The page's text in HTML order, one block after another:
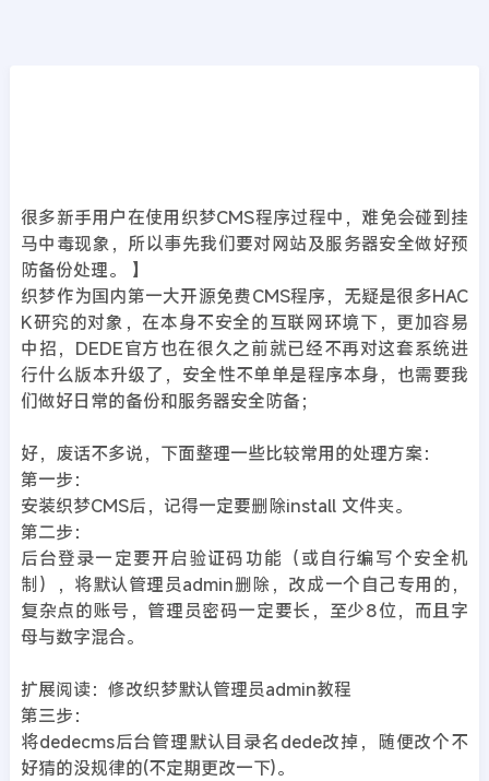
很多新手用户在使用织梦CMS程序过程中，难免会碰到挂
马中毒现象，所以事先我们要对网站及服务器安全做好预
防备份处理。 】
织梦作为国内第一大开源免费CMS程序，无疑是很多HAC
K研究的对象，在本身不安全的互联网环境下，更加容易
中招，DEDE官方也在很久之前就已经不再对这套系统进
行什么版本升级了，安全性不单单是程序本身，也需要我
们做好日常的备份和服务器安全防备；
好，废话不多说，下面整理一些比较常用的处理方案：
第一步：
安装织梦CMS后，记得一定要删除install 文件夹。
第二步：
后台登录一定要开启验证码功能（或自行编写个安全机
制），将默认管理员admin删除，改成一个自己专用的，
复杂点的账号，管理员密码一定要长，至少8位，而且字
母与数字混合。
扩展阅读：修改织梦默认管理员admin教程
第三步：
将dedecms后台管理默认目录名dede改掉，随便改个不
好猜的没规律的(不定期更改一下)。